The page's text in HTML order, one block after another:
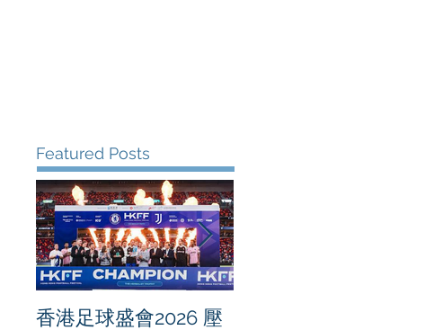
Featured Posts
香港足球盛會2026 壓